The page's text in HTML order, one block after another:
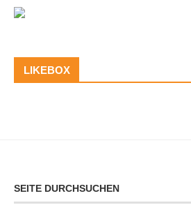
LIKEBOX
SEITE DURCHSUCHEN